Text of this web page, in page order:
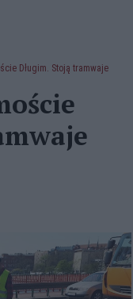
Długim. Stoją tramwaje